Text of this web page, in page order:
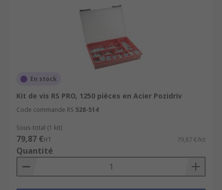
En stock
Kit de vis RS PRO, 1250 pièces en Acier Pozidriv
Code commande RS 528-514
Sous-total (1 kit)
79,87 €HT 79,87 €/kit
Quantité